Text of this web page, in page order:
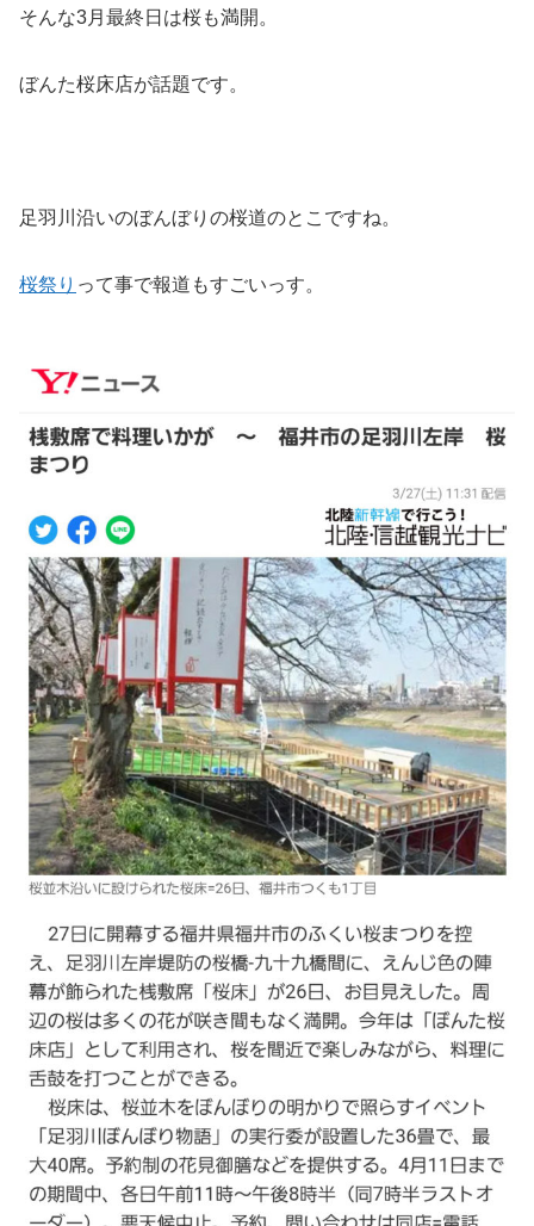
そんな3月最終日は桜も満開。
ぼんた桜床店が話題です。
足羽川沿いのぼんぼりの桜道のとこですね。
桜祭り って事で報道もすごいっす。